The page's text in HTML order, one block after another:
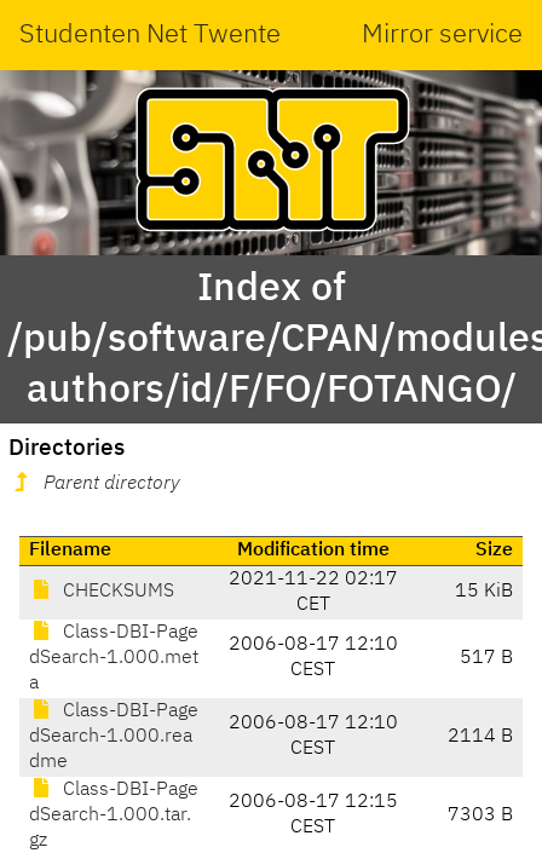
Studenten Net Twente Mirror service
Index of
/pub/software/CPAN/
authors/id/F/FO/FOTANGO/
Directories
Parent directory
Filename Modification time Size
CHECKSUMS
2021-11-22 02:17
CET
15 KiB
Class-DBI-Page
dSearch-1.000.met
a
2006-08-17 12:10
CEST
517 B
Class-DBI-Page
dSearch-1.000.rea
dme
2006-08-17 12:10
CEST
2114 B
Class-DBI-Page
dSearch-1.000.tar.
gz
2006-08-17 12:15
CEST
7303 B